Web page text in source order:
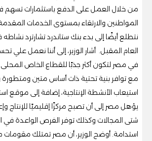
من خلال العمل على الدفع باستثمارات
المواطنين والارتقاء بمستوى الخدمات المقدمة
نتطلع أيضًا إلى بدء بنك ستاندرد تشارترد
العام المقبل. أشار الوزير، إلى أننا نعمل علي
في مصر لتكون أكثر جذبًا للقطاع الخاص المحلى
مع توافر بنية تحتية ذات أساس متين
استيعاب الأنشطة الإنتاجية، إضافة إلى موقع
يؤهل مصر إلى أن تصبح مركزًا إقليميًا للإنتاج
شتى المجالات وكذلك توفر الفرص الواعدة في
استدامة. أوضح الوزير، أن مصر تمتلك مقومات